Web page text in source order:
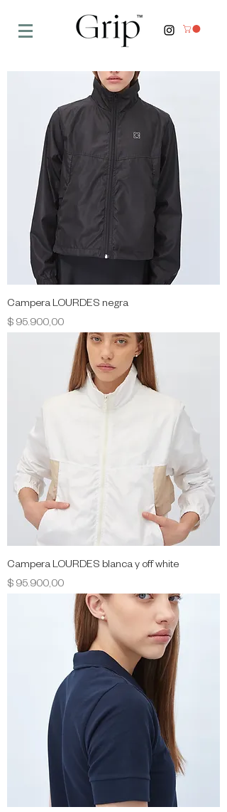
Campera LOURDES negra
Precio
$ 95.900,00
Campera LOURDES blanca y off white
Precio
$ 95.900,00